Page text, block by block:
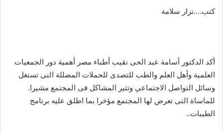
كتب….نزار سلامة
أكد الدكتور أسامة عبد الحى نقيب أطباء مصر أهمية دور الجمعيات
العلمية وأهل العلم والطب للتصدى للحملات المضللة التى تستغل
وسائل التواصل الاجتماعي وتثير المشاكل فى المجتمع مشيرا.
للماساة التى تعرض لها المجتمع مؤخرا بما اطلق عليه برنامج
الطيبات..